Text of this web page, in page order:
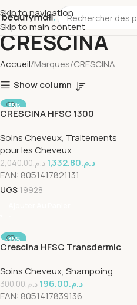
Skip to navigation
Skip to main content
CRESCINA
Accueil Marques CRESCINA
Show column
-35%
CRESCINA HFSC 1300
Soins Cheveux, Traitements
pour les Cheveux
د.م.2,040.00 د.م.1,332.80
EAN: 8051417821131
UGS 19928
-35%
Crescina HFSC Transdermic
Soins Cheveux, Shampoing
د.م.300.00 د.م.196.00
EAN: 8051417839136